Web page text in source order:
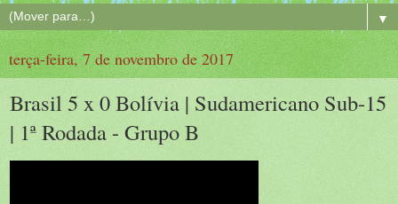
▼
terça-feira, 7 de novembro de 2017
Brasil 5 x 0 Bolívia | Sudamericano Sub-15
| 1ª Rodada - Grupo B